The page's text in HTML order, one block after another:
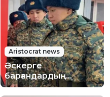
Aristocrat news
Әскерге
барғандардың
несиелеріне